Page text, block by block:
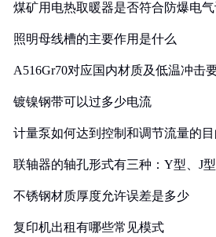
煤矿用电热取暖器是否符合防爆电
照明母线槽的主要作用是什么
A516Gr70对应国内材质及低温冲击
镀镍钢带可以过多少电流
计量泵如何达到控制和调节流量的目
联轴器的轴孔形式有三种：Y型、J
不锈钢材质厚度允许误差是多少
复印机出租有哪些常见模式